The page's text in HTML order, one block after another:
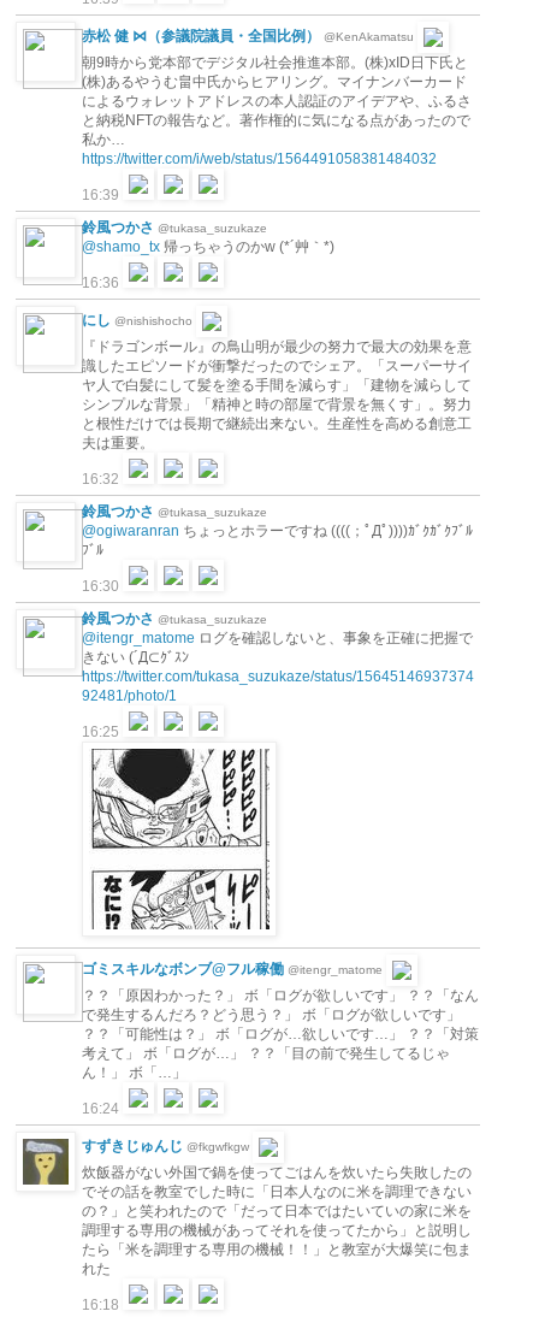
赤松 健 ⋈（参議院議員・全国比例） @KenAkamatsu
朝9時から党本部でデジタル社会推進本部。(株)xID日下氏と
(株)あるやうむ畠中氏からヒアリング。マイナンバーカード
によるウォレットアドレスの本人認証のアイデアや、ふるさ
と納税NFTの報告など。著作権的に気になる点があったので
私か…
https://twitter.com/i/web/status/1564491058381484032
16:39
鈴風つかさ @tukasa_suzukaze
@shamo_tx 帰っちゃうのかw (*´艸｀*)
16:36
にし @nishishocho
『ドラゴンボール』の鳥山明が最少の努力で最大の効果を意
識したエピソードが衝撃だったのでシェア。「スーパーサイ
ヤ人で白髪にして髪を塗る手間を減らす」「建物を減らして
シンプルな背景」「精神と時の部屋で背景を無くす」。努力
と根性だけでは長期で継続出来ない。生産性を高める創意工
夫は重要。
16:32
鈴風つかさ @tukasa_suzukaze
@ogiwaranran ちょっとホラーですね ((((；ﾟДﾟ))))ｶﾞｸｶﾞｸﾌﾞﾙ
ﾌﾞﾙ
16:30
鈴風つかさ @tukasa_suzukaze
@itengr_matome ログを確認しないと、事象を正確に把握で
きない (´Д⊂ｸﾞｽﾝ
https://twitter.com/tukasa_suzukaze/status/15645146937374
92481/photo/1
16:25
ゴミスキルなボンブ@フル稼働 @itengr_matome
？？「原因わかった？」 ボ「ログが欲しいです」 ？？「なん
で発生するんだろ？どう思う？」 ボ「ログが欲しいです」
？？「可能性は？」 ボ「ログが…欲しいです…」 ？？「対策
考えて」 ボ「ログが…」 ？？「目の前で発生してるじゃ
ん！」 ボ「…」
16:24
すずきじゅんじ @fkgwfkgw
炊飯器がない外国で鍋を使ってごはんを炊いたら失敗したの
でその話を教室でした時に「日本人なのに米を調理できない
の？」と笑われたので「だって日本ではたいていの家に米を
調理する専用の機械があってそれを使ってたから」と説明し
たら「米を調理する専用の機械！！」と教室が大爆笑に包ま
れた
16:18